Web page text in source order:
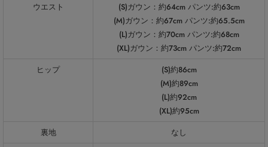
ウエスト
(S)ガウン：約64cm パンツ:約63cm
(M)ガウン：約67cm パンツ:約65.5cm
(L)ガウン：約70cm パンツ:約68cm
(XL)ガウン：約73cm パンツ:約72cm
ヒップ
(S)約86cm
(M)約89cm
(L)約92cm
(XL)約95cm
裏地
なし